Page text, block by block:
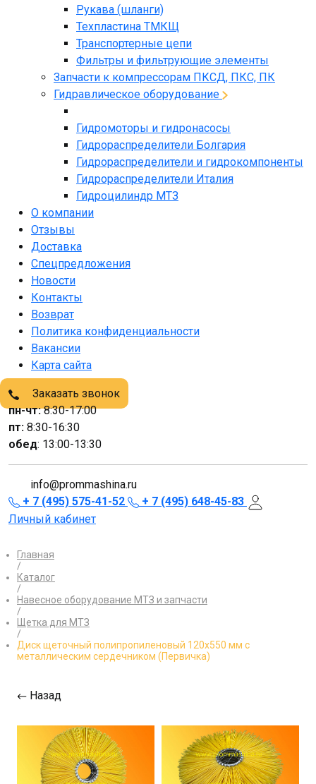
Рукава (шланги)
Техпластина ТМКЩ
Транспортерные цепи
Фильтры и фильтрующие элементы
Запчасти к компрессорам ПКСД, ПКС, ПК
Гидравлическое оборудование
Гидромоторы и гидронасосы
Гидрораспределители Болгария
Гидрораспределители и гидрокомпоненты
Гидрораспределители Италия
Гидроцилиндр МТЗ
О компании
Отзывы
Доставка
Спецпредложения
Новости
Контакты
Возврат
Политика конфиденциальности
Вакансии
Карта сайта
Заказать звонок
пн-чт:8:30-17:00
пт: 8:30-16:30
обед: 13:00-13:30
info@prommashina.ru
+ 7 (495) 575-41-52
+ 7 (495) 648-45-83
Личный кабинет
Главная
/
Каталог
/
Навесное оборудование МТЗ и запчасти
/
Щетка для МТЗ
/
Диск щеточный полипропиленовый 120х550 мм с
металлическим сердечником (Первичка)
Назад